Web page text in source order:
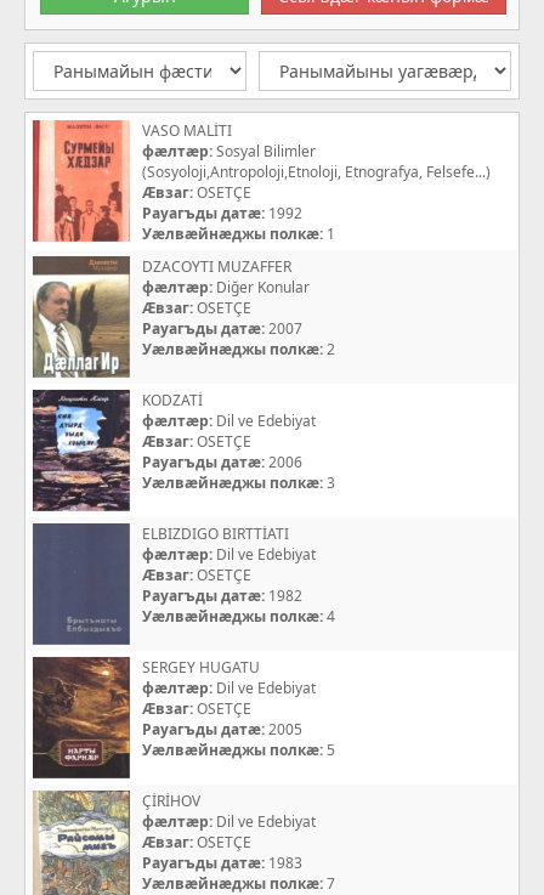
VASO MALİTI
фæлтæр:Sosyal Bilimler
(Sosyoloji,Antropoloji,Etnoloji, Etnografya, Felsefe...)
Æвзаг:OSETÇE
Рауагъды датæ: 1992
Уæлвæйнæджы полкæ: 1
DZACOYTI MUZAFFER
фæлтæр: Diğer Konular
Æвзаг:OSETÇE
Рауагъды датæ:2007
Уæлвæйнæджы полкæ:2
KODZATİ
фæлтæр: Dil ve Edebiyat
Æвзаг:OSETÇE
Рауагъды датæ:2006
Уæлвæйнæджы полкæ:3
ELBIZDIGO BIRTTİATI
фæлтæр: Dil ve Edebiyat
Æвзаг:OSETÇE
Рауагъды датæ: 1982
Уæлвæйнæджы полкæ:4
SERGEY HUGATU
фæлтæр: Dil ve Edebiyat
Æвзаг:OSETÇE
Рауагъды датæ:2005
Уæлвæйнæджы полкæ: 5
ÇİRİHOV
фæлтæр: Dil ve Edebiyat
Æвзаг:OSETÇE
Рауагъды датæ: 1983
Уæлвæйнæджы полкæ:7